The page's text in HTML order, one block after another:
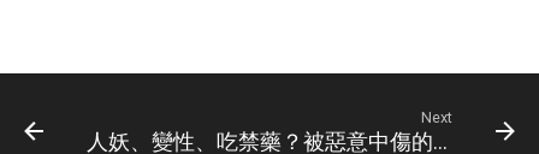
Next
人妖、變性、吃禁藥？被惡意中傷的林郁婷如何渡過性別認同這一關？